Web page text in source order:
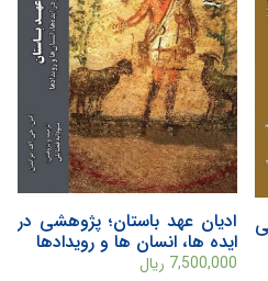
ادیان عهد باستان؛ پژوهشی در
ایده ها، انسان ها و رویدادها
7,500,000 ریال